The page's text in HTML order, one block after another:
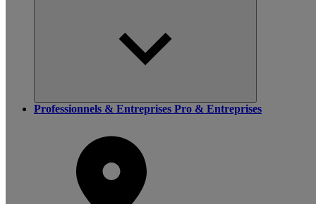
Professionnels & Entreprises Pro & Entreprises